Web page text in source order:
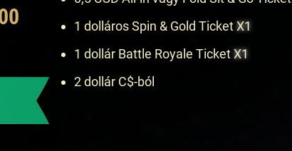
1 dolláros Spin & Gold TicketX1
1 dollár Battle Royale TicketX1
2 dollár C$-ból